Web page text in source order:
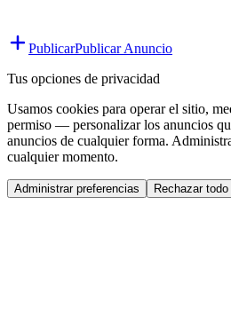
PublicarPublicar Anuncio
Tus opciones de privacidad
Usamos cookies para operar el sitio,
permiso — personalizar los anuncios
anuncios de cualquier forma.
cualquier momento.
Administrar preferencias Rechazar todo